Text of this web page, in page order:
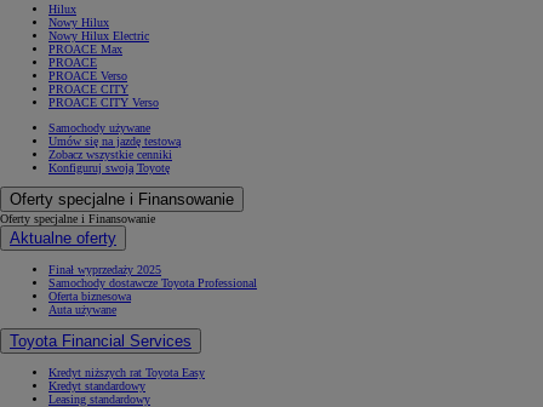
Hilux
Nowy Hilux
Nowy Hilux Electric
PROACE Max
PROACE
PROACE Verso
PROACE CITY
PROACE CITY Verso
Samochody używane
Umów się na jazdę testową
Zobacz wszystkie cenniki
Konfiguruj swoją Toyotę
Oferty specjalne i Finansowanie
Oferty specjalne i Finansowanie
Aktualne oferty
Finał wyprzedaży 2025
Samochody dostawcze Toyota Professional
Oferta biznesowa
Auta używane
Toyota Financial Services
Kredyt niższych rat Toyota Easy
Kredyt standardowy
Leasing standardowy